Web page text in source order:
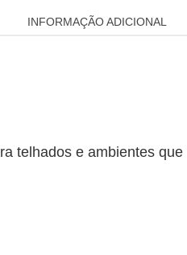
INFORMAÇÃO ADICIONAL
telhados e ambientes